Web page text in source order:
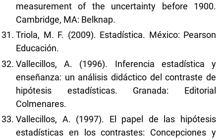
measurement of the uncertainty before 1900.
Cambridge, MA: Belknap.
Triola, M. F. (2009). Estadística. México: Pearson
Educación.
Vallecillos, A. (1996). Inferencia estadística y
enseñanza: un análisis didáctico del contraste de
hipótesis estadísticas. Granada: Editorial
Colmenares.
Vallecillos, A. (1997). El papel de las hipótesis
estadísticas en los contrastes: Concepciones y